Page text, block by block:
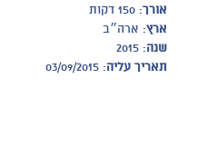
אורך: 150 דקות
ארץ: ארה״ב
שנה: 2015
תאריך עליה: 03/09/2015